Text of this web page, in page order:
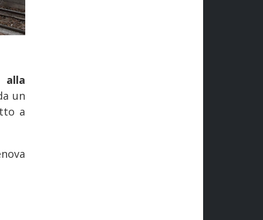
alla
un
a